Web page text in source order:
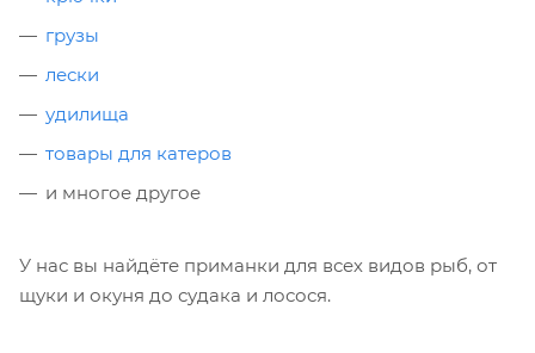
грузы
лески
удилища
товары для катеров
и многое другое
У нас вы найдёте приманки для всех видов рыб, от
щуки и окуня до судака и лосося.